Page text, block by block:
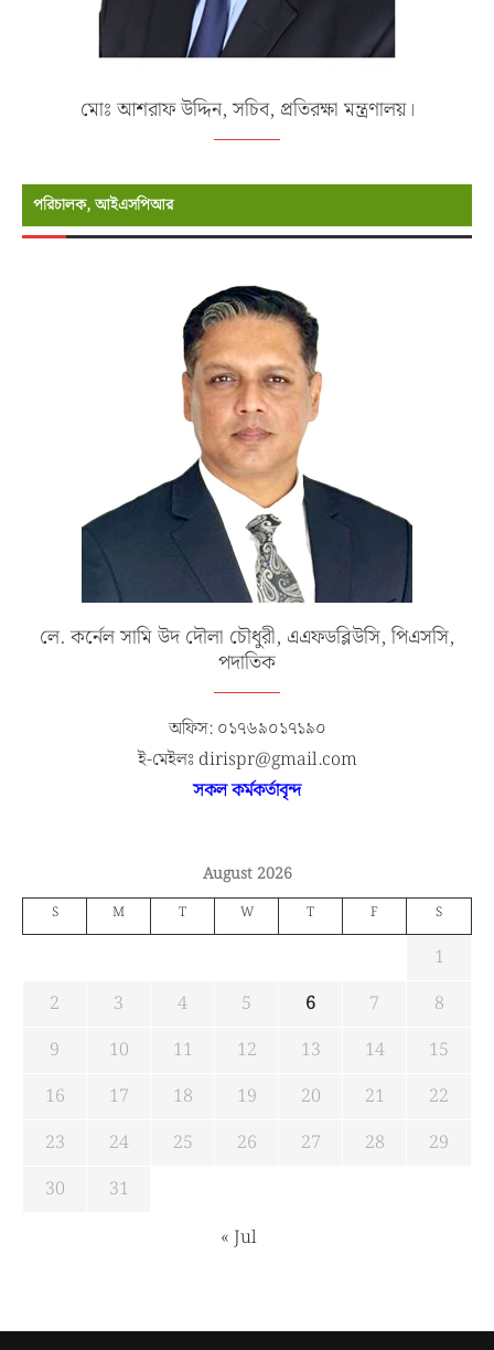
মোঃ আশরাফ উদ্দিন, সচিব, প্রতিরক্ষা মন্ত্রণালয়।
পরিচালক, আইএসপিআর
লে. কর্নেল সামি উদ দৌলা চৌধুরী, এএফডব্লিউসি, পিএসসি,
পদাতিক
অফিস: ০১৭৬৯০১৭১৯০
ই-মেইলঃ dirispr@gmail.com
সকল কর্মকর্তাবৃন্দ
August 2026
S M T W T F S
1
2
3 4 5 6 7
8
9
10 11 12 13 14
15
16
17 18 19 20 21
22
23
24 25 26 27 28
29
30
31
« Jul